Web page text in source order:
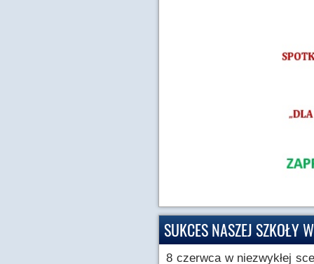
SUKCES NASZEJ SZKOŁY
8 czerwca w niezwykłej